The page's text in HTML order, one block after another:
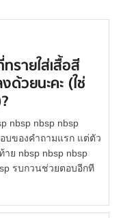
ายใส่เสื้อสี
ด้วยนะคะ (ใช่
nbsp nbsp nbsp
บของคำถามแรก แต่ตัว
ย nbsp nbsp nbsp
รบกวนช่วยตอบอีกที